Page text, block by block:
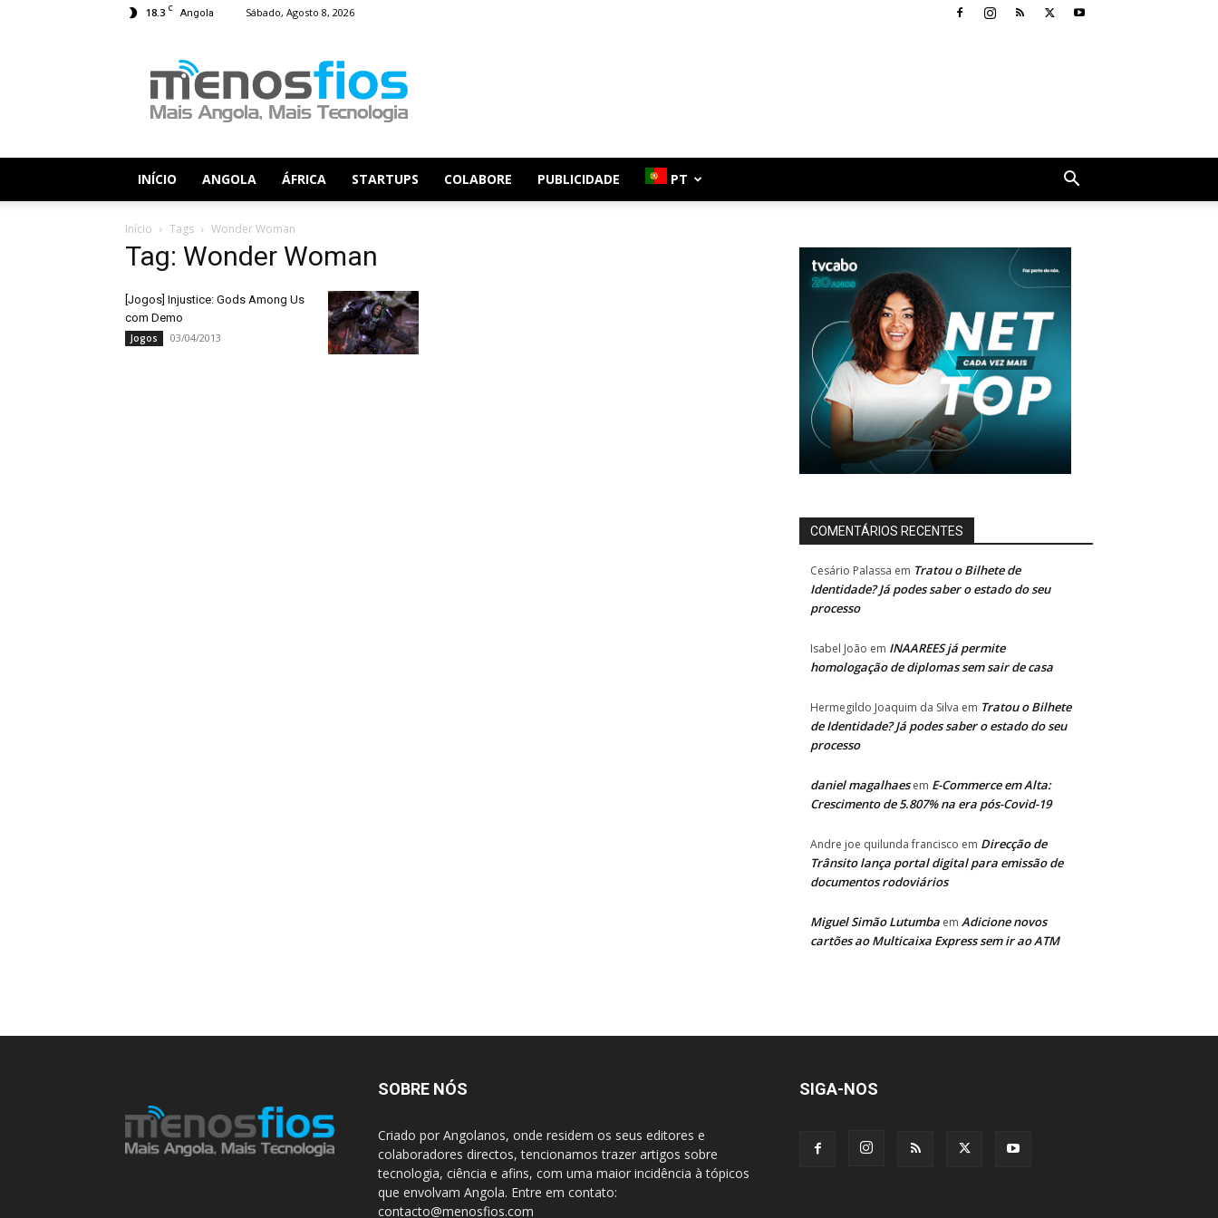
18.3 C Angola Sábado, Agosto 8, 2026
Fios
INÍCIO ANGOLA ÁFRICA STARTUPS COLABORE PUBLICIDADE PT
Início Tags Wonder Woman
Tag: Wonder Woman
[Jogos] Injustice: Gods Among Us
com Demo
Jogos 03/04/2013
COMENTÁRIOS RECENTES
Cesário Palassa em Tratou o Bilhete de
Identidade? Já podes saber o estado do seu
processo
Isabel João em INAAREES já permite
homologação de diplomas sem sair de casa
Hermegildo Joaquim da Silva em Tratou o Bilhete
de Identidade? Já podes saber o estado do seu
processo
daniel magalhaesem E-Commerce em Alta:
Crescimento de 5.807% na era pós-Covid-19
Andre joe quilunda francisco em Direcção de
Trânsito lança portal digital para emissão de
documentos rodoviários
Miguel Simão Lutumba em Adicione novos
cartões ao Multicaixa Express sem ir ao ATM
SOBRE NÓS
Criado por Angolanos, onde residem os seus editores e
colaboradores directos, tencionamos trazer artigos sobre
tecnologia, ciência e afins, com uma maior incidência à tópicos
que envolvam Angola. Entre em contato:
contacto@menosfios.com
SIGA-NOS